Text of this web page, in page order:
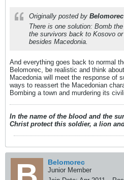
Originally posted by Belomorec
There is one solution: Bomb
the survivors back to Kosovo
besides Macedonia.
And everything goes back to normal
Belomorec, be realistic and think
Macedonia will meet the response of
ways to reassert the Macedonian
Bombing a town and murdering its
In the name of the blood and the
Christ protect this soldier, a lion
Belomorec
Junior Member